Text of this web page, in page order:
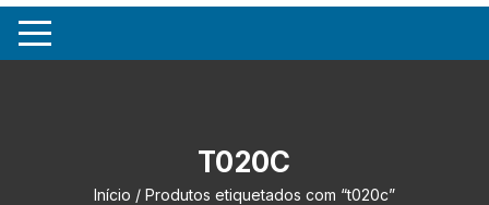
T020C
Início / Produtos etiquetados com “t020c”